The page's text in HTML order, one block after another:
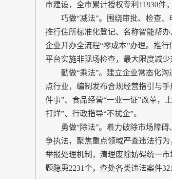
市建设，全市累计授权专利11930件
巧做“减法”。围绕审批、检查、
推行住所标准化登记、名称智能帮
企业开办全流程“零成本”办理。推
平台实施非现场检查，最大限度减少
勤做“乘法”。建立企业常态化沟
点行业，编制发布合规经营指引与
件事”、食品经营“一业一证”改革，
打烊”、行政指导“不扰企”。
勇做“除法”。着力破除市场障碍
争执法，聚焦重点领域严查违法行
举报处理机制，清理废除妨碍统一
题隐患2231个，查处各类违法案件